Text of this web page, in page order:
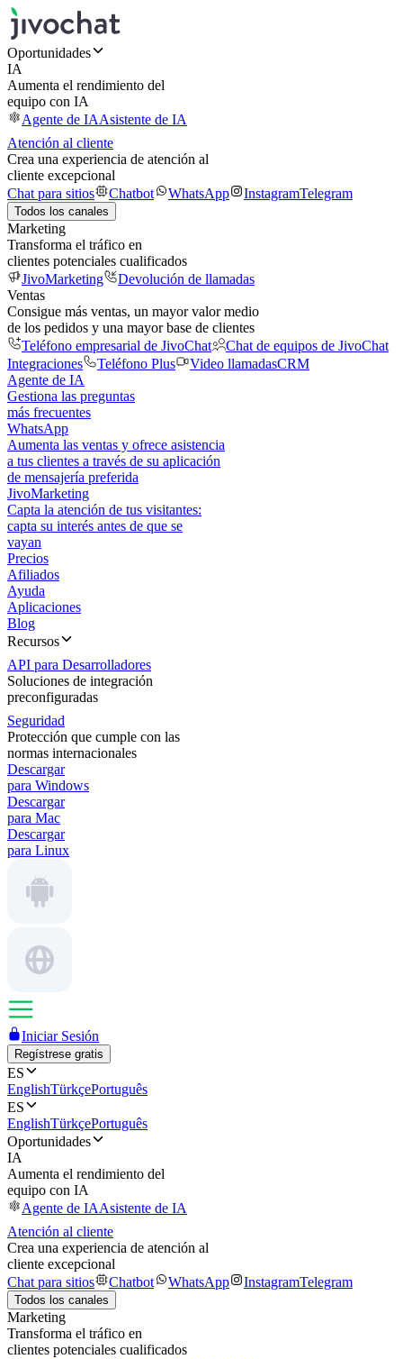
Oportunidades
IA
Aumenta el rendimiento del
equipo con IA
Agente de IAAsistente de IA
Atención al cliente
Crea una experiencia de atención al
cliente excepcional
Chat para sitios
Chatbot WhatsApp InstagramTelegram
Todos los canales
Marketing
Transforma el tráfico en
clientes potenciales cualificados
JivoMarketing
Devolución de llamadas
Ventas
Consigue más ventas, un mayor valor medio
de los pedidos y una mayor base de clientes
Teléfono empresarial de JivoChat
Chat de equipos de JivoChat
Integraciones
Teléfono Plus Video llamadasCRM
Agente de IA
Gestiona las preguntas
más frecuentes
WhatsApp
Aumenta las ventas y ofrece asistencia
a tus clientes a través de su aplicación
de mensajería preferida
JivoMarketing
Capta la atención de tus visitantes:
capta su interés antes de que se
vayan
Precios
Afiliados
Ayuda
Aplicaciones
Blog
Recursos
API para Desarrolladores
Soluciones de integración
preconfiguradas
Seguridad
Protección que cumple con las
normas internacionales
Descargar
para Windows
Descargar
para Mac
Descargar
para Linux
Iniciar Sesión
Regístrese gratis
ES
EnglishTürkçePortuguês
ES
EnglishTürkçePortuguês
Oportunidades
IA
Aumenta el rendimiento del
equipo con IA
Agente de IAAsistente de IA
Atención al cliente
Crea una experiencia de atención al
cliente excepcional
Chat para sitios
Chatbot WhatsApp InstagramTelegram
Todos los canales
Marketing
Transforma el tráfico en
clientes potenciales cualificados